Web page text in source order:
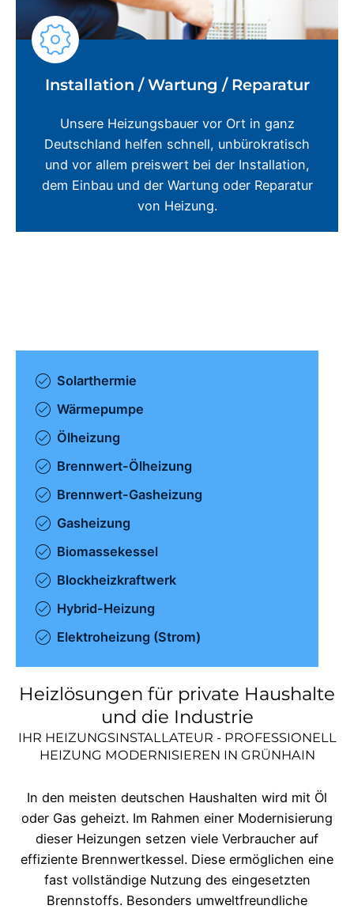
Installation / Wartung / Reparatur
Unsere Heizungsbauer vor Ort in ganz
Deutschland helfen schnell, unbürokratisch
und vor allem preiswert bei der Installation,
dem Einbau und der Wartung oder Reparatur
von Heizung.
Solarthermie
Wärmepumpe
Ölheizung
Brennwert-Ölheizung
Brennwert-Gasheizung
Gasheizung
Biomassekessel
Blockheizkraftwerk
Hybrid-Heizung
Elektroheizung (Strom)
Heizlösungen für private Haushalte
und die Industrie
IHR HEIZUNGSINSTALLATEUR - PROFESSIONELL
HEIZUNG MODERNISIEREN IN GRÜNHAIN
In den meisten deutschen Haushalten wird mit Öl
oder Gas geheizt. Im Rahmen einer Modernisierung
dieser Heizungen setzen viele Verbraucher auf
effiziente Brennwertkessel. Diese ermöglichen eine
fast vollständige Nutzung des eingesetzten
Brennstoffs. Besonders umweltfreundliche